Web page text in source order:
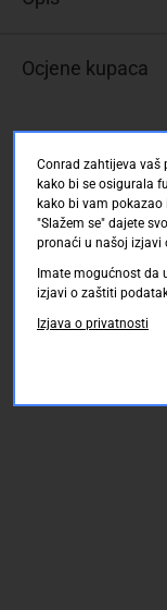
Ocjene kupaca
Conrad zahtijeva vaš
kako bi se osigurala
kako bi vam
"Slažem se" dajete
pronaći u našoj izjavi
Imate mogućnost da
izjavi o zaštiti
Izjava o privatnosti